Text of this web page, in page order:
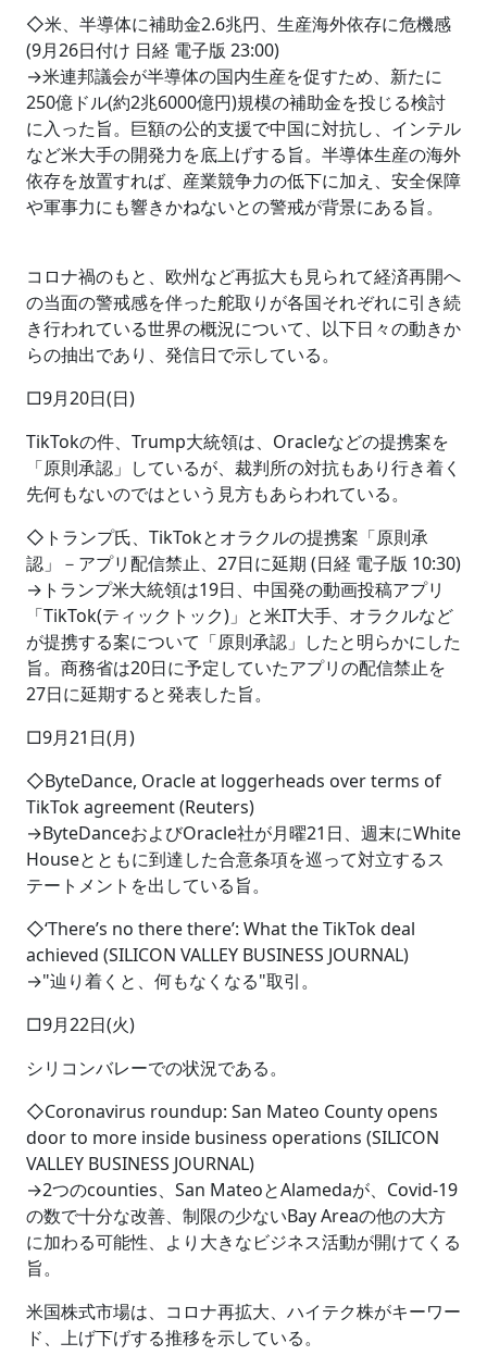
◇米、半導体に補助金2.6兆円、生産海外依存に危機感
(9月26日付け 日経 電子版 23:00)
→米連邦議会が半導体の国内生産を促すため、新たに
250億ドル(約2兆6000億円)規模の補助金を投じる検討
に入った旨。巨額の公的支援で中国に対抗し、インテル
など米大手の開発力を底上げする旨。半導体生産の海外
依存を放置すれば、産業競争力の低下に加え、安全保障
や軍事力にも響きかねないとの警戒が背景にある旨。
コロナ禍のもと、欧州など再拡大も見られて経済再開へ
の当面の警戒感を伴った舵取りが各国それぞれに引き続
き行われている世界の概況について、以下日々の動きか
らの抽出であり、発信日で示している。
□9月20日(日)
TikTokの件、Trump大統領は、Oracleなどの提携案を
「原則承認」しているが、裁判所の対抗もあり行き着く
先何もないのではという見方もあらわれている。
◇トランプ氏、TikTokとオラクルの提携案「原則承
認」－アプリ配信禁止、27日に延期 (日経 電子版 10:30)
→トランプ米大統領は19日、中国発の動画投稿アプリ
「TikTok(ティックトック)」と米IT大手、オラクルなど
が提携する案について「原則承認」したと明らかにした
旨。商務省は20日に予定していたアプリの配信禁止を
27日に延期すると発表した旨。
□9月21日(月)
◇ByteDance, Oracle at loggerheads over terms of
TikTok agreement (Reuters)
→ByteDanceおよびOracle社が月曜21日、週末にWhite
Houseとともに到達した合意条項を巡って対立するス
テートメントを出している旨。
◇‘There’s no there there’: What the TikTok deal
achieved (SILICON VALLEY BUSINESS JOURNAL)
→"辿り着くと、何もなくなる"取引。
□9月22日(火)
シリコンバレーでの状況である。
◇Coronavirus roundup: San Mateo County opens
door to more inside business operations (SILICON
VALLEY BUSINESS JOURNAL)
→2つのcounties、San MateoとAlamedaが、Covid-19
の数で十分な改善、制限の少ないBay Areaの他の大方
に加わる可能性、より大きなビジネス活動が開けてくる
旨。
米国株式市場は、コロナ再拡大、ハイテク株がキーワー
ド、上げ下げする推移を示している。